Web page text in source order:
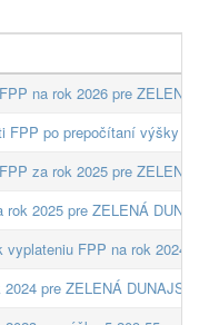
na rok 2026 pre
FPP po prepočítaní výšky
za rok 2025 pre
2025 pre ZELENÁ
vyplateniu FPP na rok 2024
2024 pre ZELENÁ